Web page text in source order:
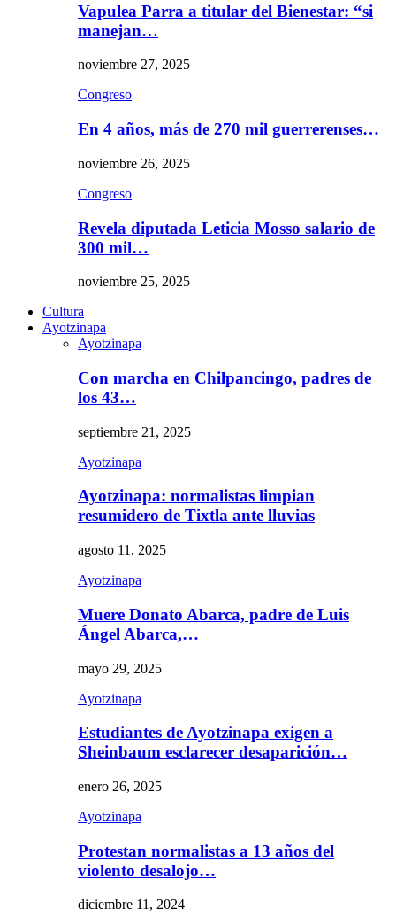
Vapulea Parra a titular del Bienestar: “si
manejan…
noviembre 27, 2025
Congreso
En 4 años, más de 270 mil guerrerenses…
noviembre 26, 2025
Congreso
Revela diputada Leticia Mosso salario de
300 mil…
noviembre 25, 2025
Cultura
Ayotzinapa
Ayotzinapa
Con marcha en Chilpancingo, padres de
los 43…
septiembre 21, 2025
Ayotzinapa
Ayotzinapa: normalistas limpian
resumidero de Tixtla ante lluvias
agosto 11, 2025
Ayotzinapa
Muere Donato Abarca, padre de Luis
Ángel Abarca,…
mayo 29, 2025
Ayotzinapa
Estudiantes de Ayotzinapa exigen a
Sheinbaum esclarecer desaparición…
enero 26, 2025
Ayotzinapa
Protestan normalistas a 13 años del
violento desalojo…
diciembre 11, 2024